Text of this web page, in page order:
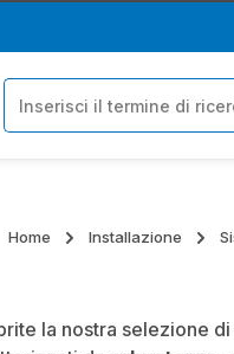
Home Installazione
la nostra selezione di